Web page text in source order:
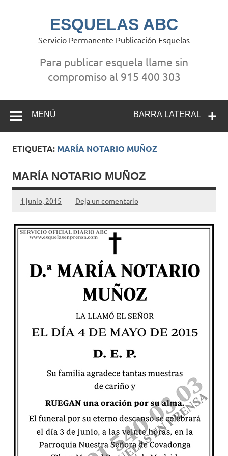
ESQUELAS ABC
Servicio Permanente Publicación Esquelas
Para publicar esquela llame sin
compromiso al 915 400 303
BARRA LATERAL
MENÚ
ETIQUETA: MARÍA NOTARIO MUÑOZ
MARÍA NOTARIO MUÑOZ
1 junio, 2015 Deja un comentario